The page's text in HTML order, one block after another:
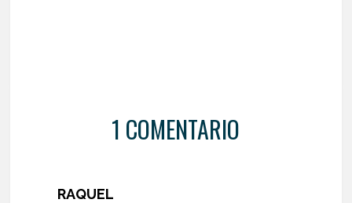
1 COMENTARIO
RAQUEL